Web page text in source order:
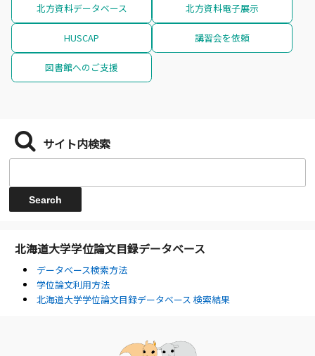
北方資料データベース 北方資料電子展示
HUSCAP 講習会を依頼
図書館へのご支援
サイト内検索
北海道大学学位論文目録データベース
データベース検索方法
学位論文利用方法
北海道大学学位論文目録データベース 検索結果